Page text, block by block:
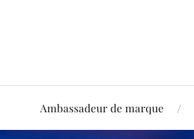
Ambassadeur de marque